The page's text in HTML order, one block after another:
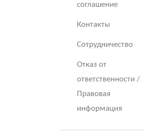
соглашение
Контакты
Сотрудничество
Отказ от
ответственности /
Правовая
информация